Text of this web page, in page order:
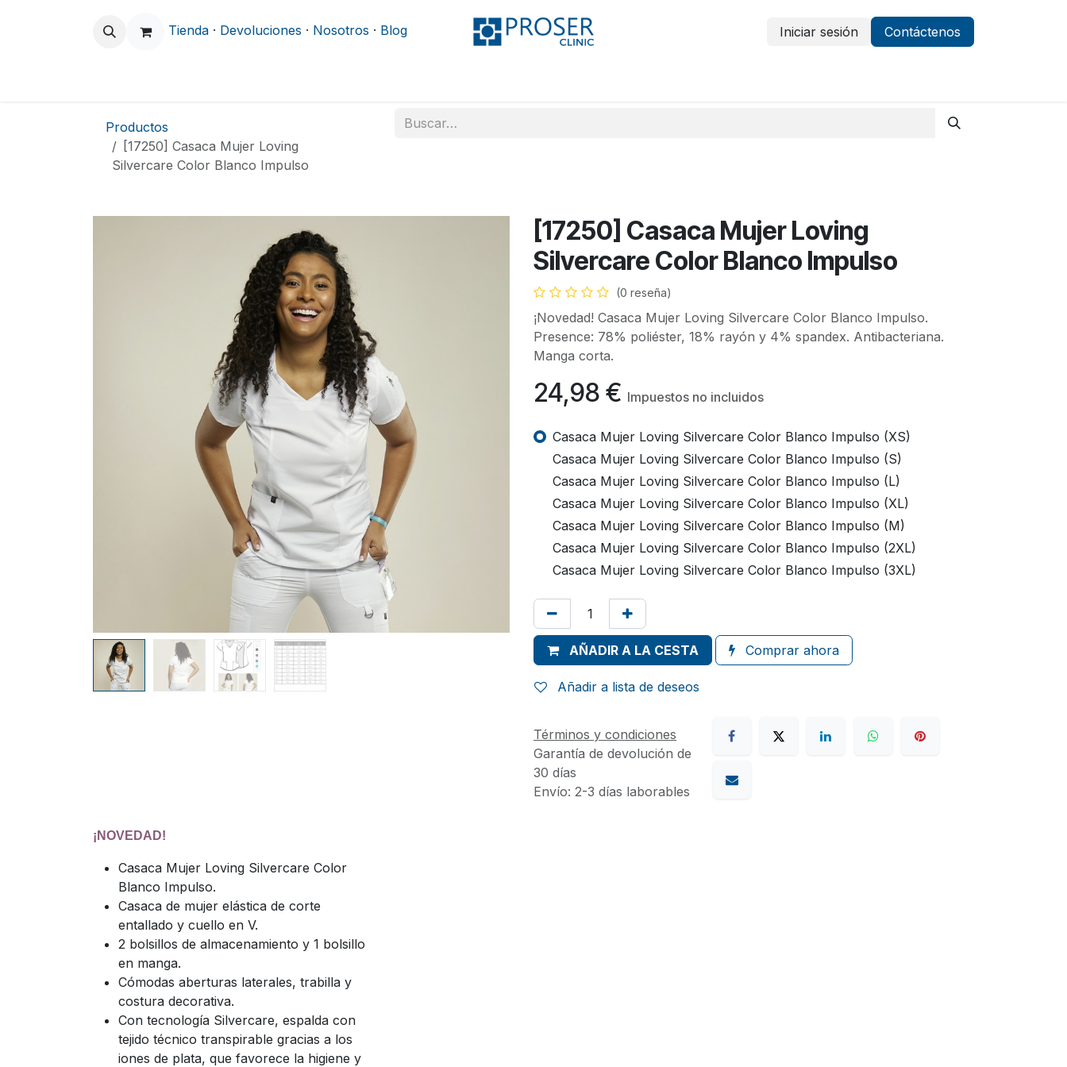
Tienda · Devoluciones · Nosotros · Blog Iniciar sesión Contáctenos
Productos
[17250] Casaca Mujer Loving
Silvercare Color Blanco Impulso
[17250] Casaca Mujer Loving
Silvercare Color Blanco Impulso
(0 reseña)
¡Novedad! Casaca Mujer Loving Silvercare Color Blanco Impulso.
Presence: 78% poliéster, 18% rayón y 4% spandex. Antibacteriana.
Manga corta.
24,98 € Impuestos no incluidos
Casaca Mujer Loving Silvercare Color Blanco Impulso (XS)
Casaca Mujer Loving Silvercare Color Blanco Impulso (S)
Casaca Mujer Loving Silvercare Color Blanco Impulso (L)
Casaca Mujer Loving Silvercare Color Blanco Impulso (XL)
Casaca Mujer Loving Silvercare Color Blanco Impulso (M)
Casaca Mujer Loving Silvercare Color Blanco Impulso (2XL)
Casaca Mujer Loving Silvercare Color Blanco Impulso (3XL)
AÑADIR A LA CESTA Comprar ahora
Añadir a lista de deseos
Términos y condiciones
Garantía de devolución de
30 días
Envío: 2-3 días laborables
¡NOVEDAD!
Casaca Mujer Loving Silvercare Color
Blanco Impulso.
Casaca de mujer elástica de corte
entallado y cuello en V.
2 bolsillos de almacenamiento y 1 bolsillo
en manga.
Cómodas aberturas laterales, trabilla y
costura decorativa.
Con tecnología Silvercare, espalda con
tejido técnico transpirable gracias a los
iones de plata, que favorece la higiene y